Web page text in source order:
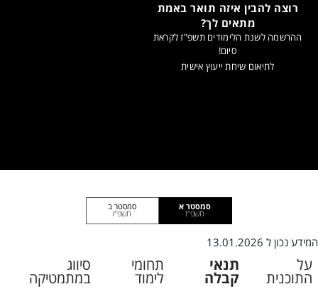
רוצה להבין איזה תואר באמת
מתאים לך?
ההרשמה לשנת הלימודים תשפ"ז לקראת
סיום!
לתיאום שיחת ייעוץ אישית
סמסטר א
תשפ"ז
סמסטר ב
תשפ"ו
המידע נכון ל 13.01.2026
על
התוכנית
תנאי
קבלה
תחומי
לימוד
סיווג
במתמטיקה